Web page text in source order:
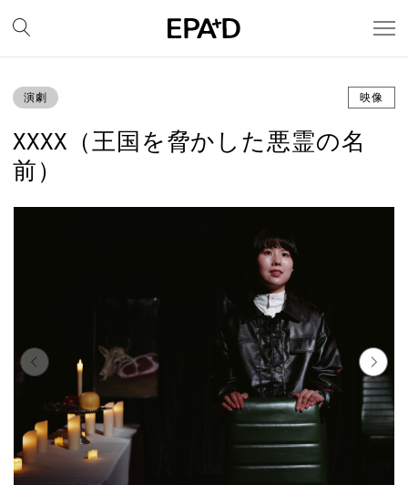
演劇 映像
XXXX（王国を脅かした悪霊の名
前）